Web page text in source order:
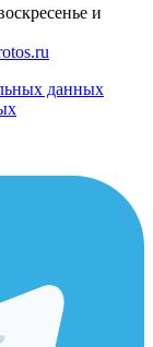
и
данных